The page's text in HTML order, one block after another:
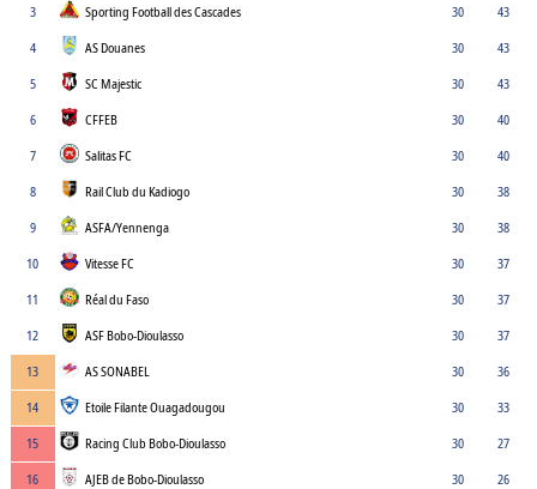
3
Sporting Football des Cascades 30
43
4
AS Douanes 30
43
5
SC Majestic 30
43
6
CFFEB 30
40
7
Salitas FC 30
40
8
Rail Club du Kadiogo 30
38
9
ASFA/Yennenga 30
38
10
Vitesse FC 30
37
11
Réal du Faso 30
37
12
ASF Bobo-Dioulasso 30
37
13
AS SONABEL 30
36
14
Etoile Filante Ouagadougou 30
33
15
Racing Club Bobo-Dioulasso 30
27
16
AJEB de Bobo-Dioulasso 30 26